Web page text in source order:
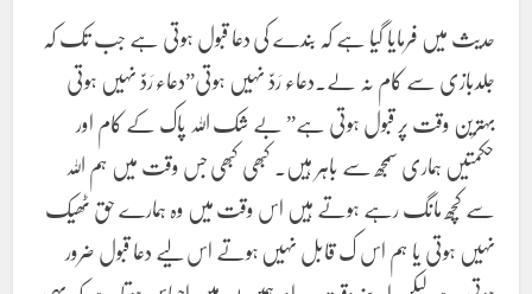
حدیث میں فرمایا گیا ہے کہ بندے کی دعا قبول ہوتی ہے جب تک کہ
جلدبازی سے کام نہ لے۔دعاء رَدّ نہیں ہوتی”دعاء رَدّ نہیں ہوتی
بہترین وقت پر قبول ہوتی ہے” بے شک اللہ پاک کے کام اور
حکمتیں ہماری سمجھ سے باہر ہیں۔ کبھی کبھی جس وقت میں ہم اللہ
سے کچھ مانگ رہے ہوتے ہیں اس وقت میں وہ ہمارے حق ٹھیک
نہیں ہوتی یا ہم اس ک قابل نہیں ہوتے اس لیے دعا قبول ضرور